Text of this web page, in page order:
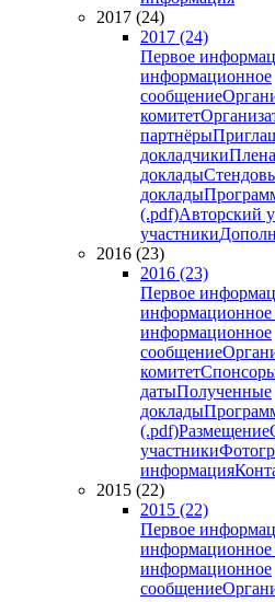
2017 (24)
2017 (24)
Первое
информационное
сообщение
комитет
партнёры
докладчики
доклады
доклады
(.pdf)Авторский
участники
2016 (23)
2016 (23)
Первое
информационное
информационное
сообщение
комитет
датыПолученные
доклады
(.pdf)Размещение
участники
информация
2015 (22)
2015 (22)
Первое
информационное
информационное
сообщение